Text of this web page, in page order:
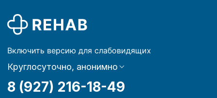
Включить версию для слабовидящих
Круглосуточно, анонимно
8 (927) 216-18-49